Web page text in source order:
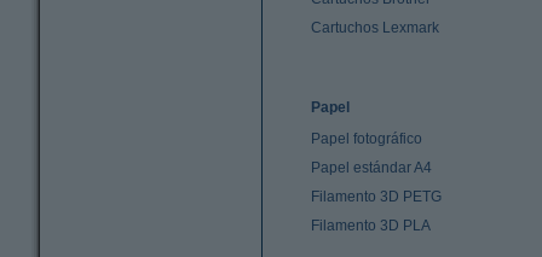
Cartuchos Lexmark
Papel
Papel fotográfico
Papel estándar A4
Filamento 3D PETG
Filamento 3D PLA